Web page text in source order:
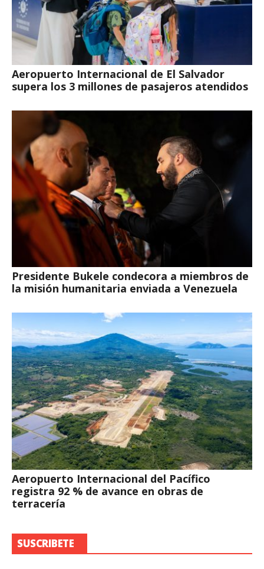
Aeropuerto Internacional de El Salvador
supera los 3 millones de pasajeros atendidos
Presidente Bukele condecora a miembros de
la misión humanitaria enviada a Venezuela
Aeropuerto Internacional del Pacífico
registra 92 % de avance en obras de
terracería
SUSCRIBETE